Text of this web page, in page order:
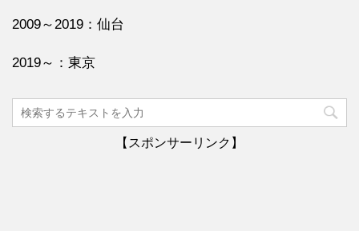
2009～2019：仙台
2019～：東京
【スポンサーリンク】